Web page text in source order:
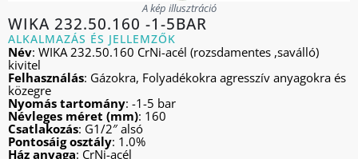
A kép illusztráció
WIKA 232.50.160 -1-5BAR
ALKALMAZÁS ÉS JELLEMZŐK
Név: WIKA 232.50.160 CrNi-acél (rozsdamentes ,saválló)
kivitel
Felhasználás: Gázokra, Folyadékokra agresszív anyagokra és
közegre
Nyomás tartomány: -1-5 bar
Névleges méret (mm): 160
Csatlakozás: G1/2″ alsó
Pontosáig osztály: 1.0%
Ház anyaga: CrNi-acél